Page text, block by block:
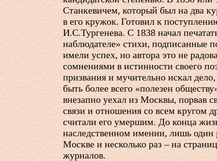
Станкевичем, который был на два
в его кружок. Готовил к
И.С.Тургенева. С 1838 начал
наблюдателе» стихи, подписанные
имели успех, но автора это не
сомнениями в истинности своего
призвания и мучительно искал
быть более всего «полезен
внезапно уехал из Москвы, порвав
связи и отношения со всем кругом
считали его умершим. До конца
наследственном имении, лишь один
Москве и несколько раз – на
журналов.